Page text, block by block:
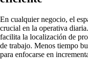
En cualquier negocio, el
crucial en la operativa
facilita la localización de
de trabajo. Menos tiempo
para enfocarse en